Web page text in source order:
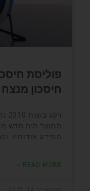
פוליסת
חיסכון מנצח
המוצר היה חדש
המידע אודותיו.
READ MORE »